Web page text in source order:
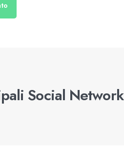
Social Network